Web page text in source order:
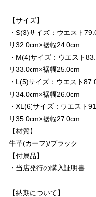
【サイズ】
・S(3)サイズ：ウエスト
リ32.0cm×裾幅24.0cm
・M(4)サイズ：ウエスト
リ33.0cm×裾幅25.0cm
・L(5)サイズ：ウエスト
リ34.0cm×裾幅26.0cm
・XL(6)サイズ：ウエスト
リ35.0cm×裾幅27.0cm
【材質】
牛革(カーフ)/ブラック
【付属品】
・当店発行の購入証明書
【納期について】